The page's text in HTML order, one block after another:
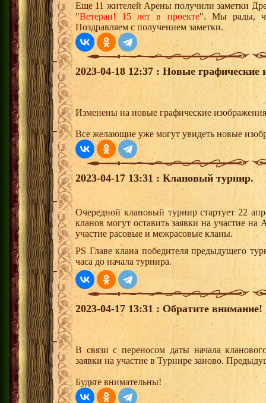
Еще 11 жителей Арены получили заметки
"Ветеран! 15 лет в проекте". Мы рады,
Поздравляем с получением заметки.
2023-04-18 12:37 : Новые графические
Изменены на новые графические
Все желающие уже могут увидеть новые
2023-04-17 13:31 : Клановый турнир.
Очередной клановый турнир стартует 22
кланов могут оставить заявки на участие
участие расовые и межрасовые кланы.
PS Главе клана победителя предыдущего
часа до начала турнира.
2023-04-17 13:31 : Обратите внимание!
В связи с переносом даты начала
заявки на участие в Турнире заново.
Будьте внимательны!